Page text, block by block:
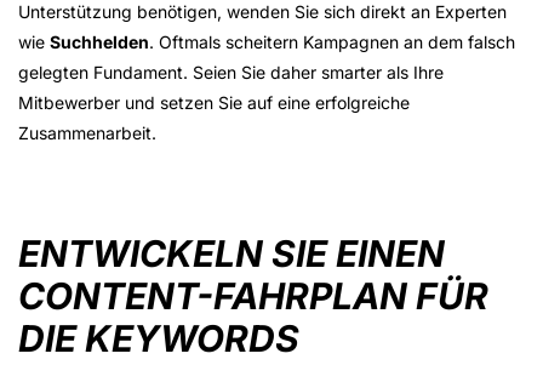
Unterstützung benötigen, wenden Sie sich direkt an Experten
wie Suchhelden. Oftmals scheitern Kampagnen an dem falsch
gelegten Fundament. Seien Sie daher smarter als Ihre
Mitbewerber und setzen Sie auf eine erfolgreiche
Zusammenarbeit.
ENTWICKELN SIE EINEN
CONTENT-FAHRPLAN FÜR
DIE KEYWORDS